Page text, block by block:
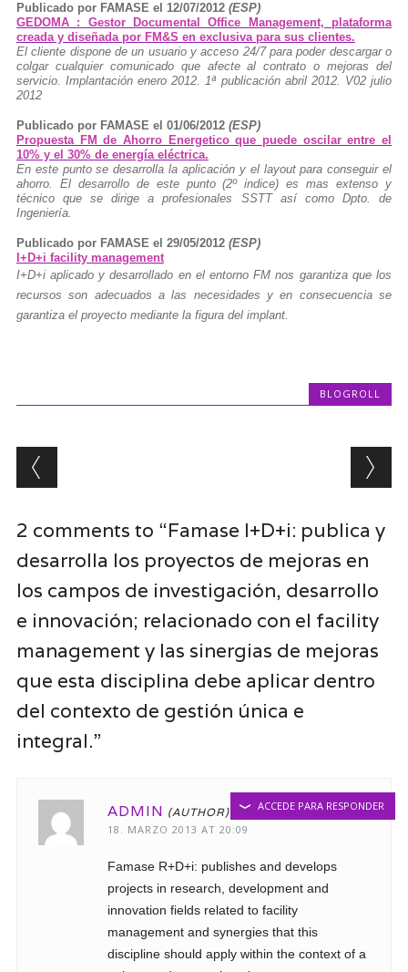
Publicado por FAMASE el 12/07/2012 (ESP)
GEDOMA : Gestor Documental Office Management, plataforma
creada y diseñada por FM&S en exclusiva para sus clientes.
El cliente dispone de un usuario y acceso 24/7 para poder descargar o
colgar cualquier comunicado que afecte al contrato o mejoras del
servicio. Implantación enero 2012. 1ª publicación abril 2012. V02 julio
2012
Publicado por FAMASE el 01/06/2012 (ESP)
Propuesta FM de Ahorro Energetico que puede oscilar entre el
10% y el 30% de energía eléctrica.
En este punto se desarrolla la aplicación y el layout para conseguir el
ahorro. El desarrollo de este punto (2º indice) es mas extenso y
técnico que se dirige a profesionales SSTT así como Dpto. de
Ingeniería.
Publicado por FAMASE el 29/05/2012 (ESP)
I+D+i facility management
I+D+i aplicado y desarrollado en el entorno FM nos garantiza que los
recursos son adecuados a las necesidades y en consecuencia se
garantiza el proyecto mediante la figura del implant.
BLOGROLL
Post navigation
2 comments to “Famase I+D+i: publica y
desarrolla los proyectos de mejoras en
los campos de investigación, desarrollo
e innovación; relacionado con el facility
management y las sinergias de mejoras
que esta disciplina debe aplicar dentro
del contexto de gestión única e
integral.”
ADMIN
18. MARZO 2013 AT 20:09
Famase R+D+i: publishes and develops
projects in research, development and
innovation fields related to facility
management and synergies that this
discipline should apply within the context of a
ACCEDE PARA RESPONDER